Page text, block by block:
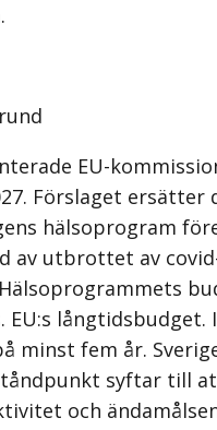
EU-
Förslaget
hälsoprogram
av utbrottet av
EU:s
minst fem år.
syftar till
och